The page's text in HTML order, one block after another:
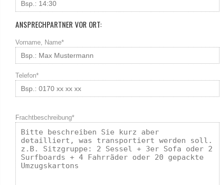
ANSPRECHPARTNER VOR ORT:
Vorname, Name*
Telefon*
Frachtbeschreibung*